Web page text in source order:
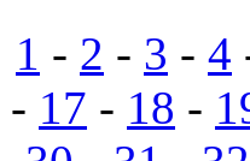
1 - 2 - 3 - 4
- 17 - 18 -